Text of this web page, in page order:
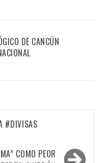
DE CANCÚN
#DIVISAS
COMO PEOR